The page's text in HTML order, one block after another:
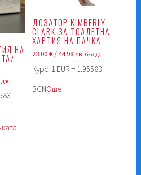
НА
ДДС
ДОЗАТОР KIMBERLY-
CLARK ЗА ТОАЛЕТНА
ХАРТИЯ НА ПАЧКА
23.00€/ 44.98 лв.без ДДС
Курс: 1 EUR = 1.95583
BGNОще